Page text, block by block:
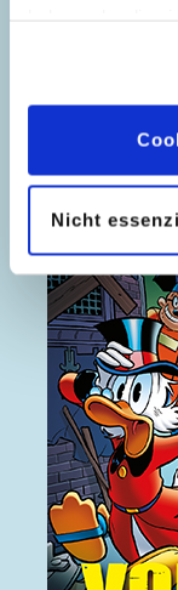
geben, können
Nicht